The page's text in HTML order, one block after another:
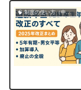
🧠 制度の使い方（申請・相談など）